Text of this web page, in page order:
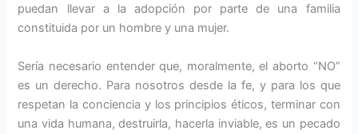
puedan llevar a la adopción por parte de una familia
constituida por un hombre y una mujer.
Sería necesario entender que, moralmente, el aborto “NO”
es un derecho. Para nosotros desde la fe, y para los que
respetan la conciencia y los principios éticos, terminar con
una vida humana, destruirla, hacerla inviable, es un pecado